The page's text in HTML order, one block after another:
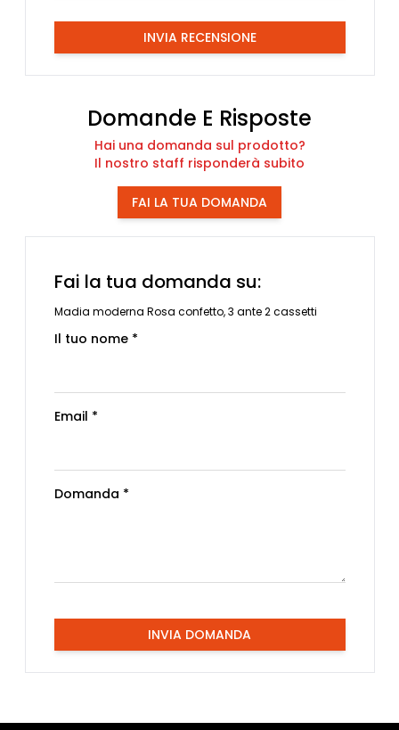
INVIA RECENSIONE
Domande E Risposte
Hai una domanda sul prodotto?
Il nostro staff risponderà subito
FAI LA TUA DOMANDA
Fai la tua domanda su:
Madia moderna Rosa confetto, 3 ante 2 cassetti
Il tuo nome *
Email *
Domanda *
INVIA DOMANDA